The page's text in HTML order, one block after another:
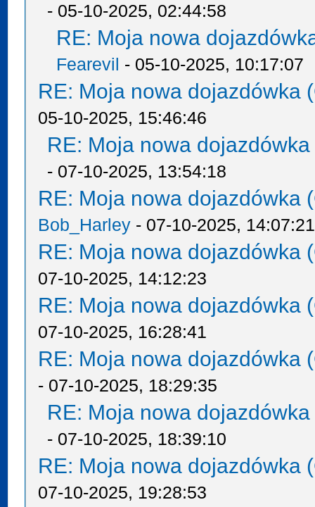
- 05-10-2025, 02:44:58
RE: Moja nowa
Fearevil - 05-10-2025, 10:17:07
RE: Moja nowa dojazdówka
05-10-2025, 15:46:46
RE: Moja nowa
- 07-10-2025, 13:54:18
RE: Moja nowa dojazdówka
Bob_Harley - 07-10-2025, 14:07:21
RE: Moja nowa dojazdówka
07-10-2025, 14:12:23
RE: Moja nowa dojazdówka
07-10-2025, 16:28:41
RE: Moja nowa dojazdówka
- 07-10-2025, 18:29:35
RE: Moja nowa
- 07-10-2025, 18:39:10
RE: Moja nowa dojazdówka
07-10-2025, 19:28:53